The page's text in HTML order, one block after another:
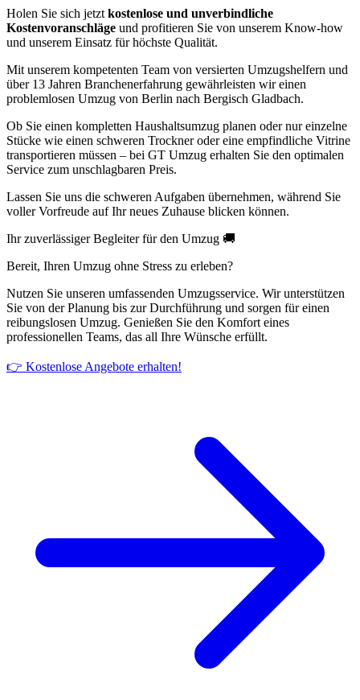
Holen Sie sich jetzt kostenlose und unverbindliche
Kostenvoranschläge und profitieren Sie von unserem Know-how
und unserem Einsatz für höchste Qualität.
Mit unserem kompetenten Team von versierten Umzugshelfern und
über 13 Jahren Branchenerfahrung gewährleisten wir einen
problemlosen Umzug von Berlin nach Bergisch Gladbach.
Ob Sie einen kompletten Haushaltsumzug planen oder nur einzelne
Stücke wie einen schweren Trockner oder eine empfindliche Vitrine
transportieren müssen – bei GT Umzug erhalten Sie den optimalen
Service zum unschlagbaren Preis.
Lassen Sie uns die schweren Aufgaben übernehmen, während Sie
voller Vorfreude auf Ihr neues Zuhause blicken können.
Ihr zuverlässiger Begleiter für den Umzug 🚚
Bereit, Ihren Umzug ohne Stress zu erleben?
Nutzen Sie unseren umfassenden Umzugsservice. Wir unterstützen
Sie von der Planung bis zur Durchführung und sorgen für einen
reibungslosen Umzug. Genießen Sie den Komfort eines
professionellen Teams, das all Ihre Wünsche erfüllt.
👉 Kostenlose Angebote erhalten!